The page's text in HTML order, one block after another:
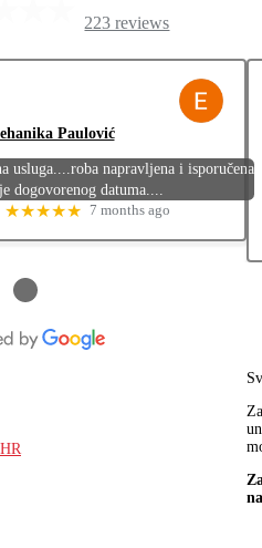
223 reviews
Paulović
usluga....roba napravljena i isporučena
dogovorenog datuma....
★★★★★ 7 months ago
●